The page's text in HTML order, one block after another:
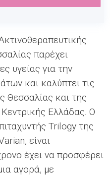
παρέχει
υγείας για την
και καλύπτει τις
Θεσσαλίας και της
Ελλάδας. Ο
Trilogy της
είναι
έχει να προσφέρει
αγορά, με